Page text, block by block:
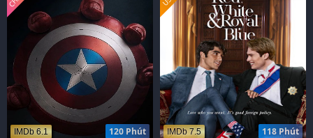
120 Phút
IMDb 6.1 118 Phút
IMDb 7.5